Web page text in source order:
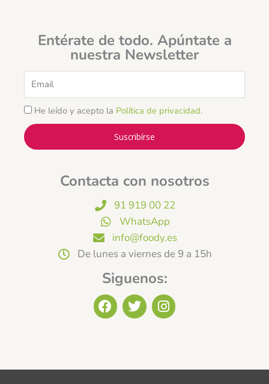
Entérate de todo. Apúntate a
nuestra Newsletter
He leído y acepto la Política de privacidad.
Suscribírse
Contacta con nosotros
91 919 00 22
WhatsApp
info@foody.es
De lunes a viernes de 9 a 15h
Siguenos:
F
a
o
T
w
e
I
n
g